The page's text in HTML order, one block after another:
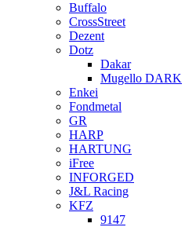
Buffalo
CrossStreet
Dezent
Dotz
Dakar
Mugello DARK
Enkei
Fondmetal
GR
HARP
HARTUNG
iFree
INFORGED
J&L Racing
KFZ
9147